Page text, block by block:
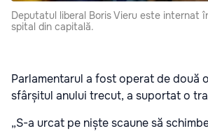
Deputatul liberal Boris Vieru este internat
spital din capitală.
Parlamentarul a fost operat de două
sfârșitul anului trecut, a suportat o
„S-a urcat pe niște scaune să